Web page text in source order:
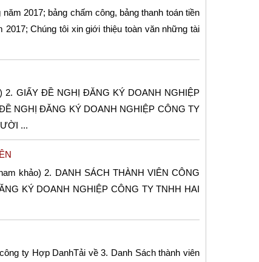
2017; bảng chấm công, bảng thanh toán tiền
Chúng tôi xin giới thiệu toàn văn những tài
2. GIẤY ĐỀ NGHỊ ĐĂNG KÝ DOANH NGHIỆP
NGHỊ ĐĂNG KÝ DOANH NGHIỆP CÔNG TY
...
khảo) 2. DANH SÁCH THÀNH VIÊN CÔNG
KÝ DOANH NGHIỆP CÔNG TY TNHH HAI
ty Hợp DanhTải về 3. Danh Sách thành viên